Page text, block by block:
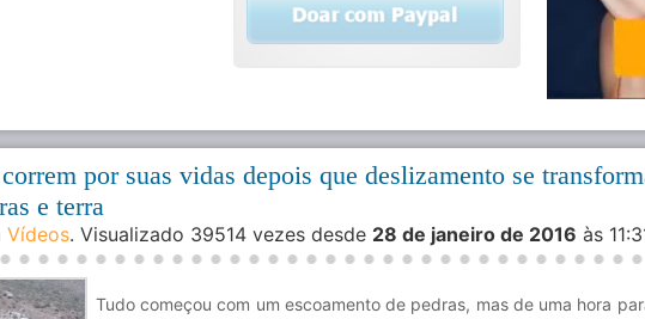
por suas vidas depois que deslizamento se
e terra
Vídeos. Visualizado 39514 vezes desde 28 de janeiro de 2016 às
Tudo começou com um escoamento de pedras, mas de uma hora